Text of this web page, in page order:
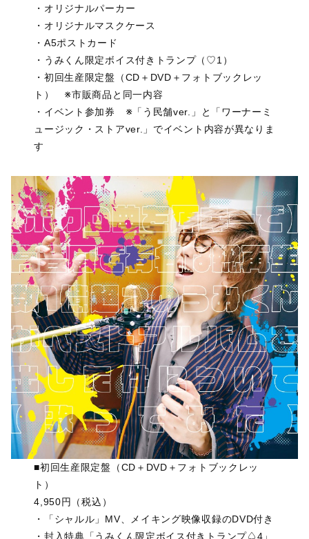
・オリジナルパーカー
・オリジナルマスクケース
・A5ポストカード
・うみくん限定ボイス付きトランプ（♡1）
・初回生産限定盤（CD＋DVD＋フォトブックレッ
ト） ※市販商品と同一内容
・イベント参加券 ※「う民舗ver.」と「ワーナーミ
ュージック・ストアver.」でイベント内容が異なりま
す
■初回生産限定盤（CD＋DVD＋フォトブックレッ
ト）
4,950円（税込）
・「シャルル」MV、メイキング映像収録のDVD付き
・封入特典「うみくん限定ボイス付きトランプ♤4」